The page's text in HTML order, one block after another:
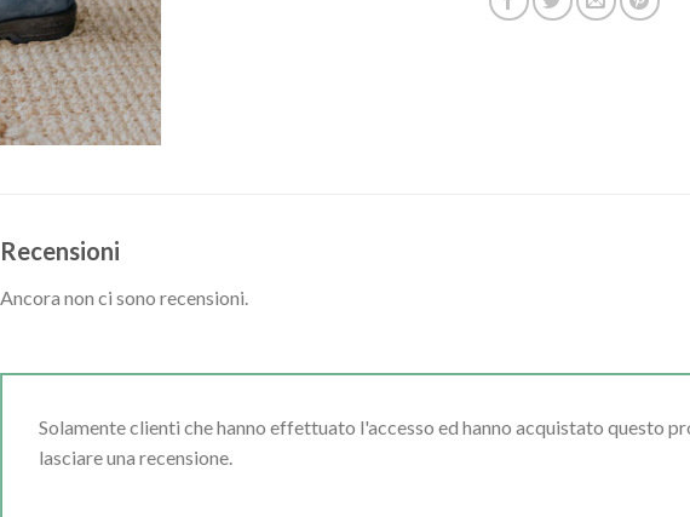
Recensioni
Ancora non ci sono recensioni.
Solamente clienti che hanno effettuato l'accesso ed hanno acquistato questo
lasciare una recensione.